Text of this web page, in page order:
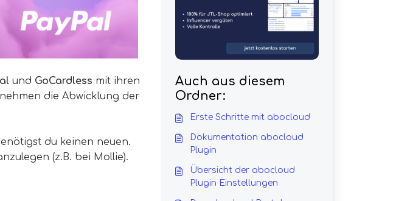
und GoCardless mit ihren
die Abwicklung der
du keinen neuen.
(z.B. bei Mollie).
Auch aus diesem
Ordner:
Erste Schritte mit abocloud
Dokumentation abocloud
Plugin
Übersicht der abocloud
Plugin Einstellungen